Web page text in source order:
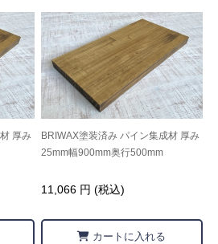
厚み
BRIWAX塗装済み パイン集成材 厚み
25mm幅900mm奥行500mm
11,066 円 (税込)
カートに入れる